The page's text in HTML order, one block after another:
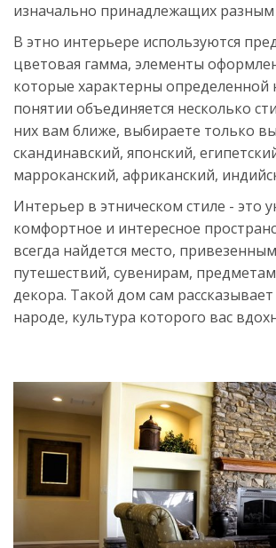
изначально принадлежащих разным
В этно интерьере используются
цветовая гамма, элементы
которые характерны определенной
понятии объединяется несколько
них вам ближе, выбираете только
скандинавский, японский,
марроканский, африканский,
Интерьер в этническом стиле - это
комфортное и интересное
всегда найдется место,
путешествий, сувенирам,
декора. Такой дом сам рассказывает
народе, культура которого вас
Источник: https://womanadvice.ru/etno-
interere-
vse-